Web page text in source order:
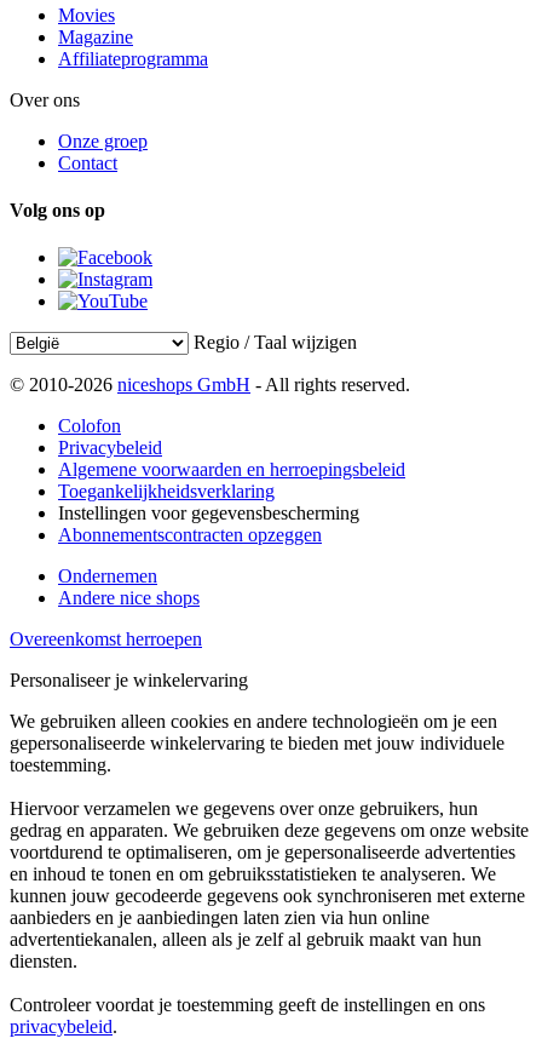
Movies
Magazine
Affiliateprogramma
Over ons
Onze groep
Contact
Volg ons op
Regio / Taal wijzigen
© 2010-2026 niceshops GmbH - All rights reserved.
Colofon
Privacybeleid
Algemene voorwaarden en herroepingsbeleid
Toegankelijkheidsverklaring
Instellingen voor gegevensbescherming
Abonnementscontracten opzeggen
Ondernemen
Andere nice shops
Overeenkomst herroepen
Personaliseer je winkelervaring
We gebruiken alleen cookies en andere technologieën om je een
gepersonaliseerde winkelervaring te bieden met jouw individuele
toestemming.
Hiervoor verzamelen we gegevens over onze gebruikers, hun
gedrag en apparaten. We gebruiken deze gegevens om onze website
voortdurend te optimaliseren, om je gepersonaliseerde advertenties
en inhoud te tonen en om gebruiksstatistieken te analyseren. We
kunnen jouw gecodeerde gegevens ook synchroniseren met externe
aanbieders en je aanbiedingen laten zien via hun online
advertentiekanalen, alleen als je zelf al gebruik maakt van hun
diensten.
Controleer voordat je toestemming geeft de instellingen en ons
privacybeleid.